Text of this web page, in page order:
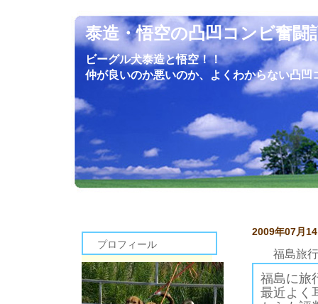
泰造・悟空の凸凹コンビ奮闘
ビーグル犬泰造と悟空！！
仲が良いのか悪いのか、よくわからない凸凹
プロフィール
2009年07月
福島旅
福島に旅
最近よく